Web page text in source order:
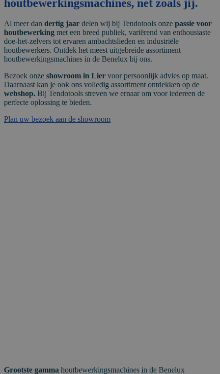
houtbewerkingsmachines, net zoals jij.
Al meer dan dertig jaar delen wij bij Tendotools onze passie voor
houtbewerking met een breed publiek, variërend van enthousiaste
doe-het-zelvers tot ervaren ambachtslieden en industriële
houtbewerkers. Ontdek het meest uitgebreide assortiment
houtbewerkingsmachines in de Benelux bij ons.
Bezoek onze showroom in Lier voor persoonlijk advies op maat.
Daarnaast kan je ook ons volledig assortiment ontdekken op de
webshop. Bij Tendotools streven we ernaar om voor iedereen de
perfecte oplossing te bieden.
Plan uw bezoek aan de showroom
Grootste gamma houtbewerkingsmachines in de Benelux